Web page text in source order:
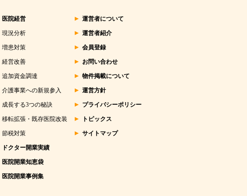
医院経営
現況分析
増患対策
経営改善
追加資金調達
介護事業への新規参入
成長する3つの秘訣
移転拡張・既存医院改装
節税対策
ドクター開業実績
医院開業知恵袋
医院開業事例集
運営者について
運営者紹介
会員登録
お問い合わせ
物件掲載について
運営方針
プライバシーポリシー
トピックス
サイトマップ